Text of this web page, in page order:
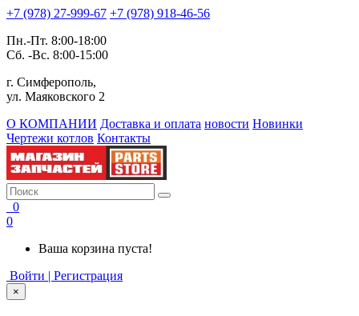
+7 (978) 27-999-67 +7 (978) 918-46-56
Пн.-Пт. 8:00-18:00
Сб. -Вс. 8:00-15:00
г. Симферополь,
ул. Маяковского 2
О КОМПАНИИ Доставка и оплата новости Новинки
Чертежи котлов Контакты
0
0
Ваша корзина пуста!
Войти | Регистрация
×